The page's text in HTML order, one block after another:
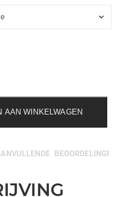
AAN WINKELWAGEN
INFORMATIE
BEOORDELINGEN (0)